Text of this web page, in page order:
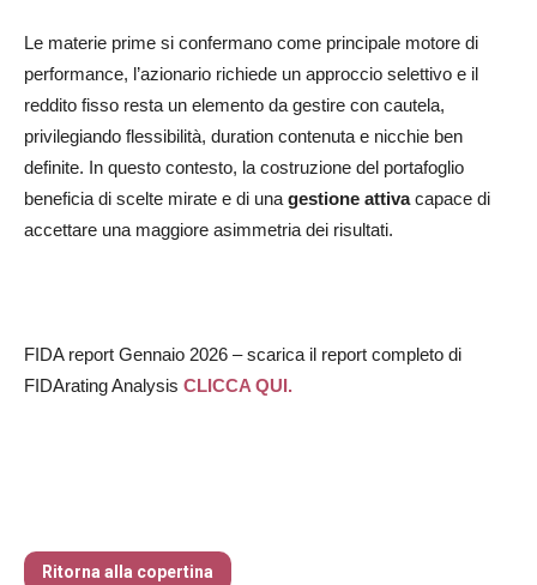
Le materie prime si confermano come principale motore di
performance, l’azionario richiede un approccio selettivo e il
reddito fisso resta un elemento da gestire con cautela,
privilegiando flessibilità, duration contenuta e nicchie ben
definite. In questo contesto, la costruzione del portafoglio
beneficia di scelte mirate e di unagestione attivacapace di
accettare una maggiore asimmetria dei risultati.
FIDA report Gennaio 2026 – scarica il report completo di
FIDArating Analysis CLICCA QUI.
Ritorna alla copertina